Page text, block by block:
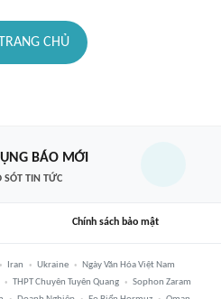
CHỦ
BÁO MỚI
TIN TỨC
Chính sách bảo mật
Iran Ukraine
Ngày Văn Hóa Việt Nam
THPT Chuyên Tuyên Quang
Sophon Zaram